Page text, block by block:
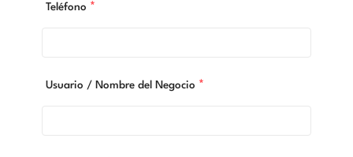
Teléfono *
Usuario / Nombre del Negocio *